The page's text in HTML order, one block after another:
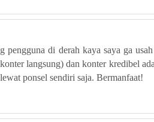
pengguna di derah kaya saya ga
langsung) dan konter kredibel
ponsel sendiri saja. Bermanfaat!